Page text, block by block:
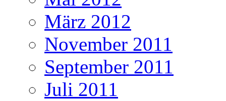
März 2012
November 2011
September 2011
Juli 2011